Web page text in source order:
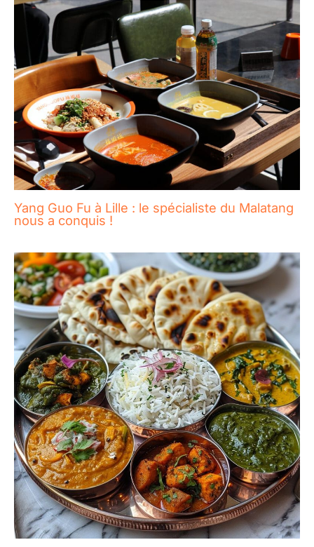
Yang Guo Fu à Lille : le spécialiste du Malatang
nous a conquis !